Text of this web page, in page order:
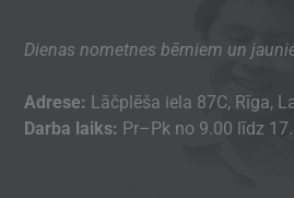
Dienas nometnes bērniem un
Adrese: Lāčplēša iela 87C, Rīga,
Darba laiks: Pr–Pk no 9.00 līdz